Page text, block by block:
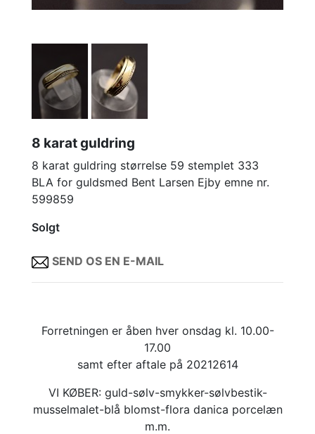
8 karat guldring
8 karat guldring størrelse 59 stemplet 333
BLA for guldsmed Bent Larsen Ejby emne nr.
599859
Solgt
SEND OS EN E-MAIL
Forretningen er åben hver onsdag kl. 10.00-
17.00
samt efter aftale på 20212614
VI KØBER: guld-sølv-smykker-sølvbestik-
musselmalet-blå blomst-flora danica porcelæn
m.m.